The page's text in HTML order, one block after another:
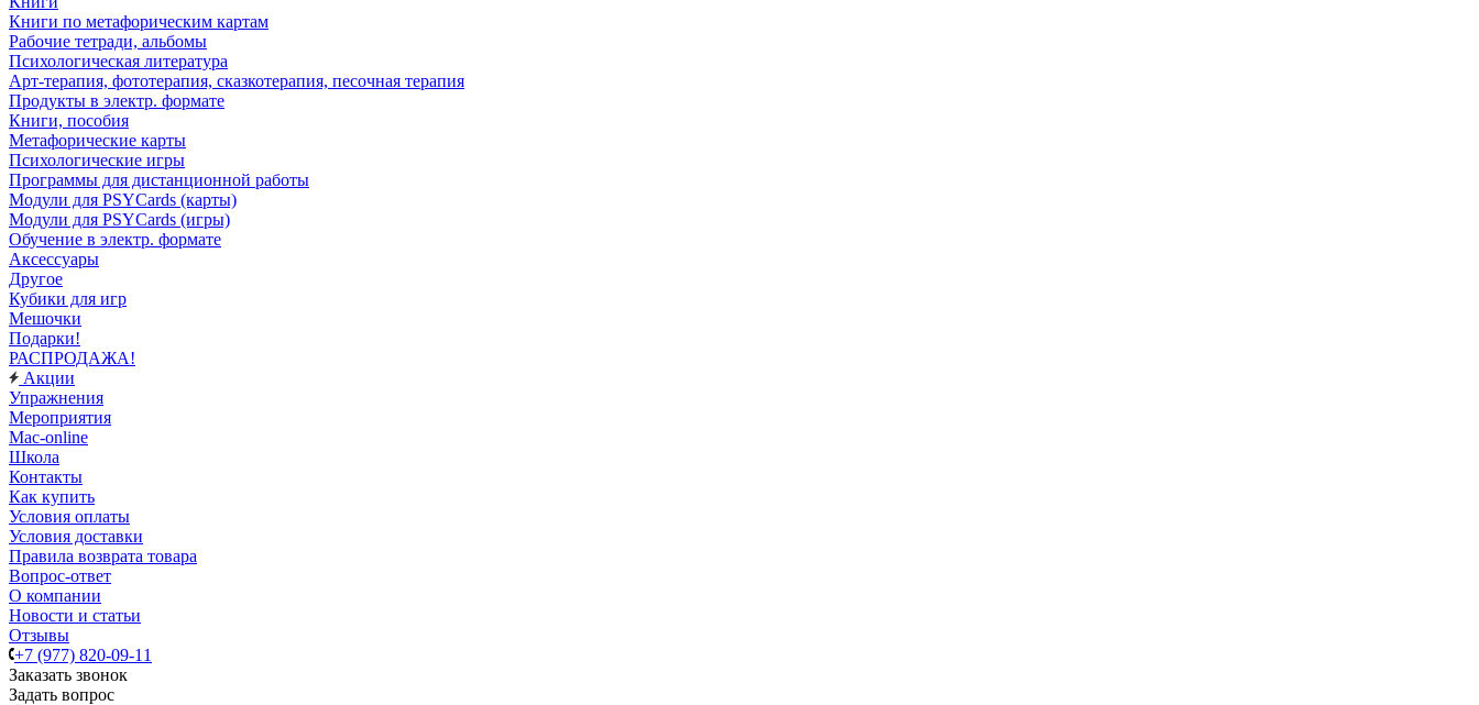
Книги по метафорическим картам
Рабочие тетради, альбомы
Психологическая литература
Арт-терапия, фототерапия, сказкотерапия, песочная терапия
Продукты в электр. формате
Книги, пособия
Метафорические карты
Психологические игры
Программы для дистанционной работы
Модули для PSYCards (карты)
Модули для PSYCards (игры)
Обучение в электр. формате
Аксессуары
Другое
Кубики для игр
Мешочки
Подарки!
РАСПРОДАЖА!
Акции
Упражнения
Мероприятия
Mac-online
Школа
Контакты
Как купить
Условия оплаты
Условия доставки
Правила возврата товара
Вопрос-ответ
О компании
Новости и статьи
Отзывы
+7 (977) 820-09-11
Заказать звонок
Задать вопрос